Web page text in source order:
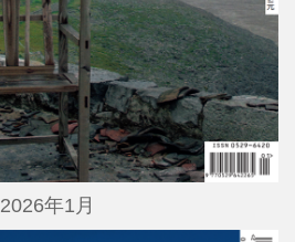
2026年1月